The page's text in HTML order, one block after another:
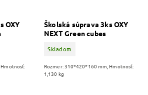
OXY
Školská súprava 3ks OXY
NEXT Green cubes
Skladom
Rozmer: 310*420*160 mm, Hmotnosť:
1,130 kg